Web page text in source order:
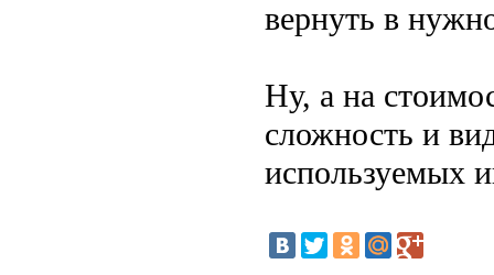
вернуть в
Ну, а на
сложность и
используемых